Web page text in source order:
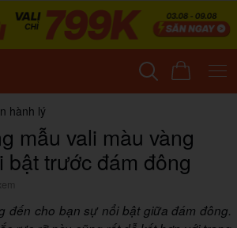
hành lý
mẫu vali màu vàng
bật trước đám đông
đến cho bạn sự nổi bật giữa đám đông.